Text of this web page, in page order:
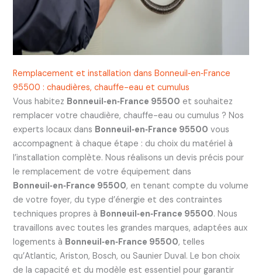
Remplacement et installation dans Bonneuil‑en‑France
95500 : chaudières, chauffe-eau et cumulus
Vous habitez Bonneuil‑en‑France 95500 et souhaitez
remplacer votre chaudière, chauffe-eau ou cumulus ? Nos
experts locaux dans Bonneuil‑en‑France 95500 vous
accompagnent à chaque étape : du choix du matériel à
l’installation complète. Nous réalisons un devis précis pour
le remplacement de votre équipement dans
Bonneuil‑en‑France 95500, en tenant compte du volume
de votre foyer, du type d’énergie et des contraintes
techniques propres à Bonneuil‑en‑France 95500. Nous
travaillons avec toutes les grandes marques, adaptées aux
logements à Bonneuil‑en‑France 95500, telles
qu’Atlantic, Ariston, Bosch, ou Saunier Duval. Le bon choix
de la capacité et du modèle est essentiel pour garantir